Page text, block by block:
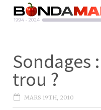
Sondages
trou ?
MARS 19TH, 2010